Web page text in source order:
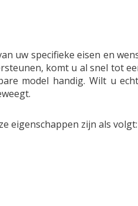
uw specifieke eisen en
komt u al snel tot
model handig. Wilt u
eigenschappen zijn als volgt: